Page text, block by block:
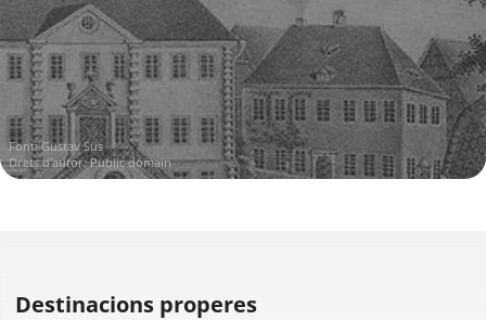
Font:Gustav Süs
Drets d'autor: Public domain
Destinacions properes